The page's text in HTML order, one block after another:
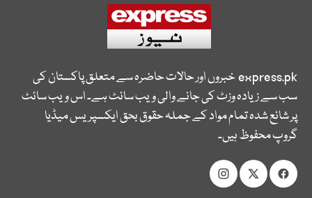
express.pkخبروں اور حالات حاضرہ سے متعلق پاکستان کی
سب سے زیادہ وزٹ کی جانے والی ویب سائٹ ہے۔ اس ویب سائٹ
پر شائع شدہ تمام مواد کے جملہ حقوق بحق ایکسپریس میڈیا
گروپ محفوظ ہیں۔